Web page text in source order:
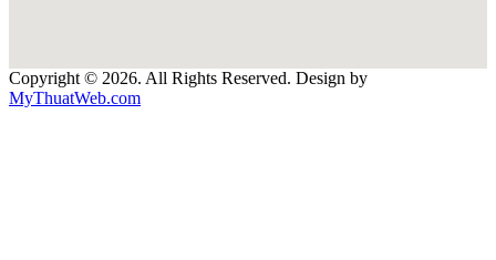
Copyright © 2026. All Rights Reserved. Design by
MyThuatWeb.com